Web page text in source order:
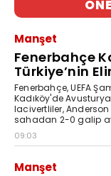
Manşet
Fenerbahçe
Türkiye’nin
Fenerbahçe, UEFA
Kadıköy'de
lacivertliler,
sahadan 2-0 galip
09:03
Manşet